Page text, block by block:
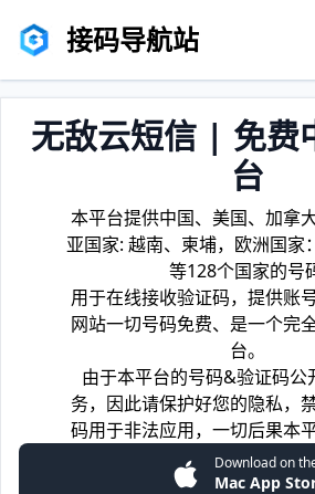
接码导航站
无敌云短信 | 免费
台
本平台提供中国、美国、加拿
亚国家: 越南、柬埔，欧洲国家
等128个国家的号
用于在线接收验证码，提供账
网站一切号码免费、是一个完
台。
由于本平台的号码&验证码公
务，因此请保护好您的隐私，
码用于非法应用，一切后果本
Download on
Mac App